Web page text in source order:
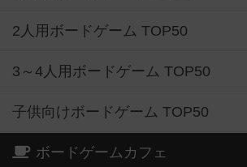
2人用ボードゲーム TOP50
3～4人用ボードゲーム TOP50
子供向けボードゲーム TOP50
ボードゲームカフェ